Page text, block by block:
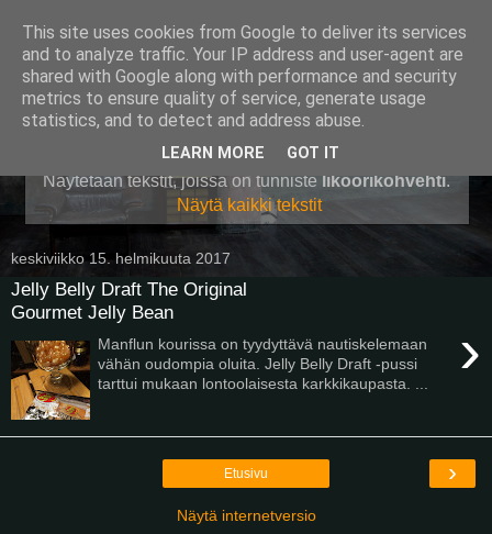
Pullollinen
Näytetään tekstit, joissa on tunniste liköörikohvehti.
Näytä kaikki tekstit
keskiviikko 15. helmikuuta 2017
Jelly Belly Draft The Original
Gourmet Jelly Bean
›
Manflun kourissa on tyydyttävä nautiskelemaan
vähän oudompia oluita. Jelly Belly Draft -pussi
tarttui mukaan lontoolaisesta karkkikaupasta. ...
›
Etusivu
Näytä internetversio
This site uses cookies from Google to deliver its services
and to analyze traffic. Your IP address and user-agent are
shared with Google along with performance and security
metrics to ensure quality of service, generate usage
statistics, and to detect and address abuse.
LEARN MORE GOT IT